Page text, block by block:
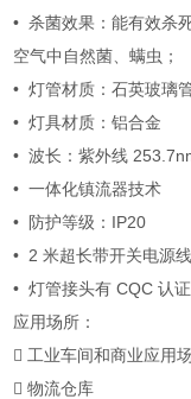
• 杀菌效果：能有效杀
空气中自然菌、螨虫；
• 灯管材质：石英玻璃
• 灯具材质：铝合金
• 波长：紫外线
• 一体化镇流器技术
• 防护等级：IP20
• 2 米超长带开关电源线
• 灯管接头有 CQC 认证
应用场所：
 工业车间和商业应用
 物流仓库